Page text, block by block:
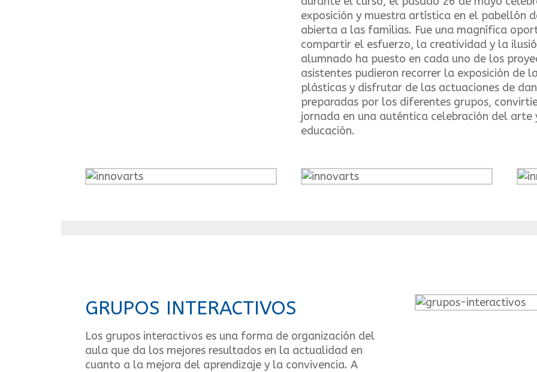
exposición y muestra artística en el pabellón
abierta a las familias. Fue una magnífica
compartir el esfuerzo, la creatividad y la
alumnado ha puesto en cada uno de los
asistentes pudieron recorrer la exposición de
plásticas y disfrutar de las actuaciones de
preparadas por los diferentes grupos,
jornada en una auténtica celebración del arte
educación.
GRUPOS INTERACTIVOS
Los grupos interactivos es una forma de organización del
aula que da los mejores resultados en la actualidad en
cuanto a la mejora del aprendizaje y la convivencia. A